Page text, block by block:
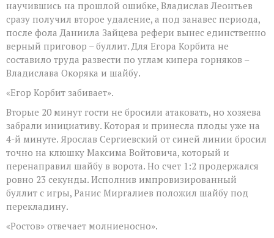
научившись на прошлой ошибке, Владислав Леонтьев
сразу получил второе удаление, а под занавес периода,
после фола Даниила Зайцева рефери вынес единственно
верный приговор – буллит. Для Егора Корбита не
составило труда развести по углам кипера горняков –
Владислава Окоряка и шайбу.
«Егор Корбит забивает».
Вторые 20 минут гости не бросили атаковать, но хозяева
забрали инициативу. Которая и принесла плоды уже на
4-й минуте. Ярослав Сергиевский от синей линии бросил
точно на клюшку Максима Войтовича, который и
перенаправил шайбу в ворота. Но счет 1:2 продержался
ровно 23 секунды. Исполнив импровизированный
буллит с игры, Ранис Миргалиев положил шайбу под
перекладину.
«Ростов» отвечает молниеносно».